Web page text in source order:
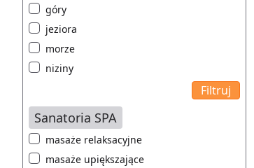
góry
jeziora
morze
niziny
Sanatoria SPA
masaże relaksacyjne
masaże upiększające